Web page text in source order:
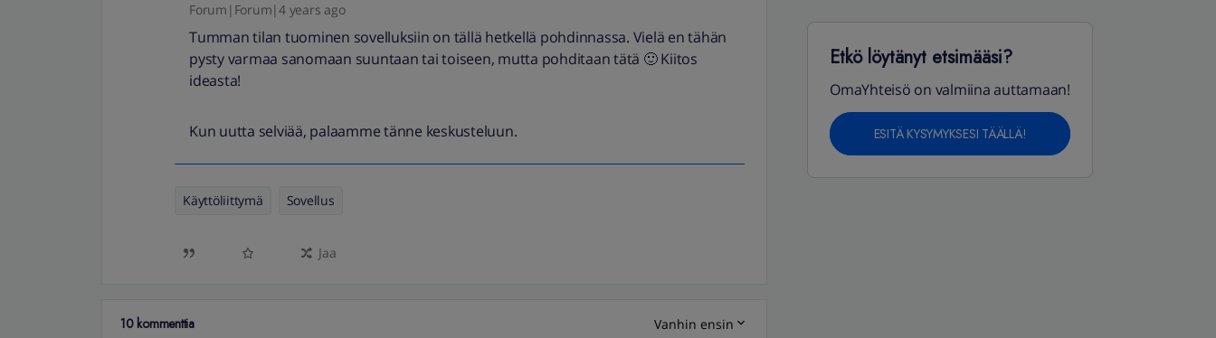
Forum|Forum|4 years ago
Tumman tilan tuominen sovelluksiin on tällä hetkellä pohdinnassa. Vielä en tähän
pysty varmaa sanomaan suuntaan tai toiseen, mutta pohditaan tätä 🙂 Kiitos
ideasta!
Kun uutta selviää, palaamme tänne keskusteluun.
Käyttöliittymä Sovellus
Jaa
10 kommenttia Vanhin ensin
Etkö löytänyt etsimääsi?
OmaYhteisö on valmiina auttamaan!
ESITÄ KYSYMYKSESI TÄÄLLÄ!